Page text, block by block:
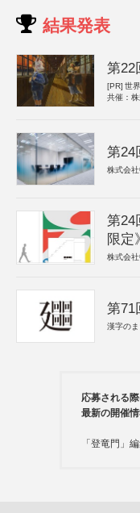
結果発表
第22
[PR] 世
共催：
第24
株式会
第24
限定》
株式会
第71
漢字の
応募される
最新の開催情
「登竜門」